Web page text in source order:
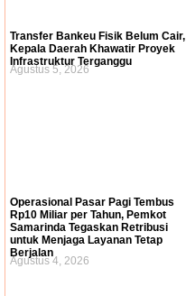
Transfer Bankeu Fisik Belum Cair,
Kepala Daerah Khawatir Proyek
Infrastruktur Terganggu
Agustus 5, 2026
Operasional Pasar Pagi Tembus
Rp10 Miliar per Tahun, Pemkot
Samarinda Tegaskan Retribusi
untuk Menjaga Layanan Tetap
Berjalan
Agustus 4, 2026